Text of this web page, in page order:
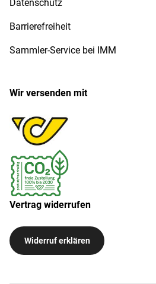
Datenschutz
Barrierefreiheit
Sammler-Service bei IMM
Wir versenden mit
Vertrag widerrufen
Widerruf erklären